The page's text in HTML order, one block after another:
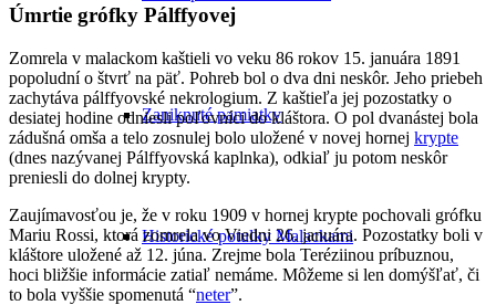
Zaniknuté pamiatky
Historické potulky Malackami
Úmrtie grófky Pálffyovej
Zomrela v malackom kaštieli vo veku 86 rokov 15. januára 1891
popoludní o štvrť na päť. Pohreb bol o dva dni neskôr. Jeho priebeh
zachytáva pálffyovské nekrologium. Z kaštieľa jej pozostatky o
desiatej hodine odniesli poľovníci do kláštora. O pol dvanástej bola
zádušná omša a telo zosnulej bolo uložené v novej hornej krypte
(dnes nazývanej Pálffyovská kaplnka), odkiaľ ju potom neskôr
preniesli do dolnej krypty.
Zaujímavosťou je, že v roku 1909 v hornej krypte pochovali grófku
Mariu Rossi, ktorá zomrela vo Viedni 26. januára. Pozostatky boli v
kláštore uložené až 12. júna. Zrejme bola Teréziinou príbuznou,
hoci bližšie informácie zatiaľ nemáme. Môžeme si len domýšľať, či
to bola vyššie spomenutá “neter”.